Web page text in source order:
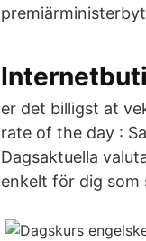
er det billigst at
rate of the day :
Dagsaktuella
enkelt för dig som